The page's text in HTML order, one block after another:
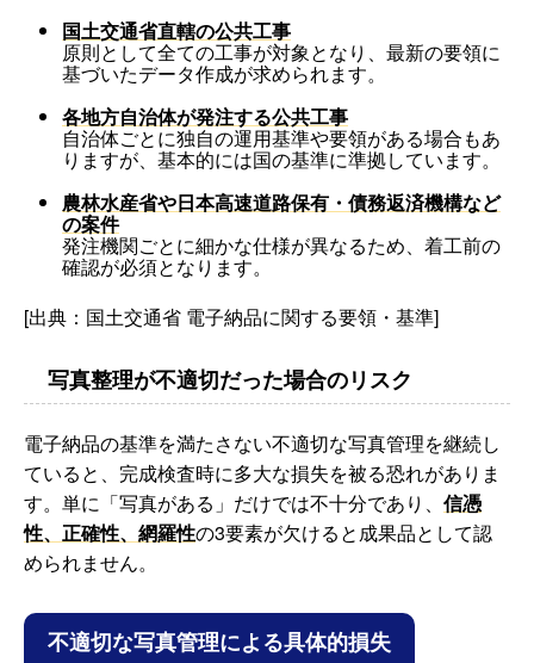
国土交通省直轄の公共工事
原則として全ての工事が対象となり、最新の要領に
基づいたデータ作成が求められます。
各地方自治体が発注する公共工事
自治体ごとに独自の運用基準や要領がある場合もあ
りますが、基本的には国の基準に準拠しています。
農林水産省や日本高速道路保有・債務返済機構など
の案件
発注機関ごとに細かな仕様が異なるため、着工前の
確認が必須となります。
[出典：国土交通省 電子納品に関する要領・基準]
写真整理が不適切だった場合のリスク
電子納品の基準を満たさない不適切な写真管理を継続し
ていると、完成検査時に多大な損失を被る恐れがありま
す。単に「写真がある」だけでは不十分であり、 信憑
性、正確性、網羅性の3要素が欠けると成果品として認
められません。
不適切な写真管理による具体的損失